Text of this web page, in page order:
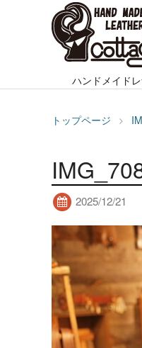
ハンドメイド
トップページ
2025/12/21